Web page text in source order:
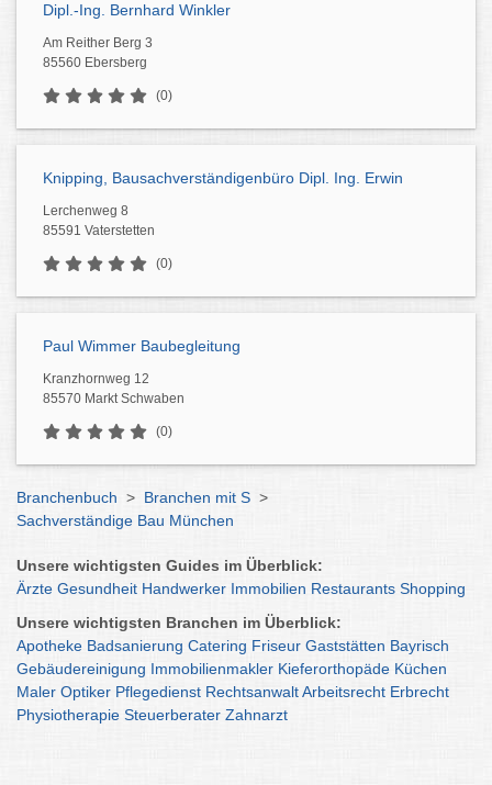
Dipl.-Ing. Bernhard Winkler
Am Reither Berg 3
85560 Ebersberg
(0)
Knipping, Bausachverständigenbüro Dipl. Ing. Erwin
Lerchenweg 8
85591 Vaterstetten
(0)
Paul Wimmer Baubegleitung
Kranzhornweg 12
85570 Markt Schwaben
(0)
Branchenbuch > Branchen mit S >
Sachverständige Bau München
Unsere wichtigsten Guides im Überblick:
Ärzte Gesundheit Handwerker Immobilien Restaurants Shopping
Unsere wichtigsten Branchen im Überblick:
Apotheke Badsanierung Catering Friseur Gaststätten Bayrisch
Gebäudereinigung Immobilienmakler Kieferorthopäde Küchen
Maler Optiker Pflegedienst RechtsanwaltArbeitsrecht Erbrecht
Physiotherapie Steuerberater Zahnarzt